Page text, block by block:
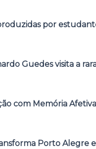
por
Guedes visita a
com Memória Afetiva
Porto Alegre